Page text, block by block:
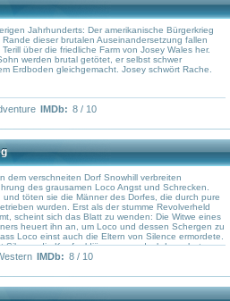
Jahrhunderts: Der amerikanische Bürgerkrieg
dieser brutalen Auseinandersetzung fallen
über die friedliche Farm von Josey Wales her.
werden brutal getötet, er selbst schwer
Erdboden gleichgemacht. Josey schwört Rache.
IMDb: 8 / 10
dem verschneiten Dorf Snowhill verbreiten
des grausamen Loco Angst und Schrecken.
töten sie die Männer des Dorfes, die durch pure
wurden. Erst als der stumme Revolverheld
scheint sich das Blatt zu wenden: Die Witwe eines
heuert ihn an, um Loco und dessen Schergen zu
Loco einst auch die Eltern von Silence ermordete.
Silence die Kopfgeldjäger aus – doch Loco hat
um den wortlosen Rächer aus dem Weg zu
IMDb: 8 / 10